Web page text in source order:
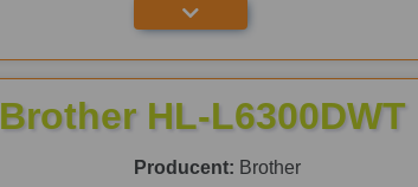
Brother HL-L6300DWT
Producent: Brother